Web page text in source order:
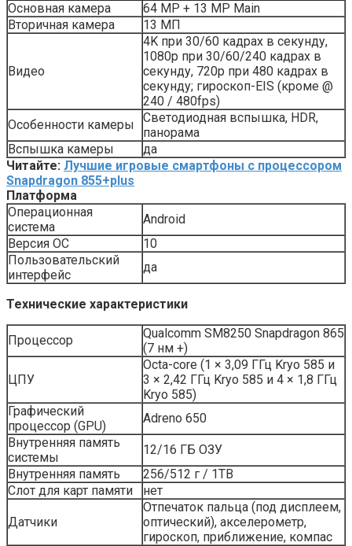
Основная камера
64 MP + 13 MP Main
Вторичная камера
13 МП
Видео
4K при 30/60 кадрах в секунду,
1080p при 30/60/240 кадрах в
секунду, 720p при 480 кадрах в
секунду; гироскоп-EIS (кроме @
240 / 480fps)
Особенности камеры
Светодиодная вспышка, HDR,
панорама
Вспышка камеры
да
Читайте: Лучшие игровые смартфоны с процессором
Snapdragon 855+plus
Платформа
Операционная
система
Android
Версия ОС
10
Пользовательский
интерфейс
да
Технические характеристики
Процессор
Qualcomm SM8250 Snapdragon 865
(7 нм +)
ЦПУ
Octa-core (1 × 3,09 ГГц Kryo 585 и
3 × 2,42 ГГц Kryo 585 и 4 × 1,8 ГГц
Kryo 585)
Графический
процессор (GPU)
Adreno 650
Внутренняя память
системы
12/16 ГБ ОЗУ
Внутренняя память
256/512 г / 1TB
Слот для карт памяти
нет
Датчики
Отпечаток пальца (под дисплеем,
оптический), акселерометр,
гироскоп, приближение, компас